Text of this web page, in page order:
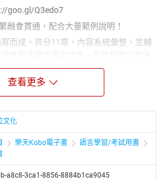
goo.gl/Q3edo7
會貫通，配合大量範例說明！
而成，共分11章，內容系統彙整，並輔
，助您得知最新修法資訊。
錄複選題型，快速掌握最新趨勢！
題」之新命題趨勢，本書除收錄重要
題」題目供考生演練，以提升考生應試
解析無所遺漏！
國文公文試題，含初考、身障五等、原住
考，題題均有解析，是檢驗自我實力的
查看更多
文化
樂天Kobo電子書
語言學習/考試用書
a8c8-3ca1-8856-8884b1ca9045